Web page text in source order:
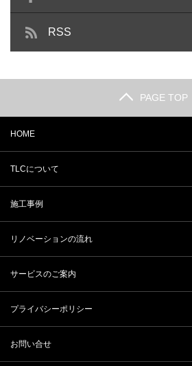
RSS
PAGE TOP
HOME
TLCについて
施工事例
リノベーションの流れ
サービスのご案内
プライバシーポリシー
お問い合せ